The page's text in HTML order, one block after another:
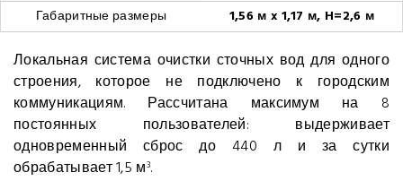
Габаритные размеры
1,56 м x 1,17 м, H=2,6 м
Локальная система очистки сточных вод для одного
строения, которое не подключено к городским
коммуникациям. Рассчитана максимум на 8
постоянных пользователей: выдерживает
одновременный сброс до 440 л и за сутки
обрабатывает 1,5 м3.